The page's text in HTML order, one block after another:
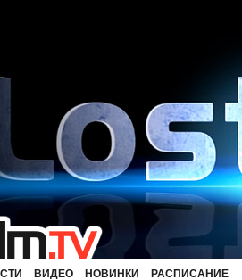
ВИДЕО НОВИНКИ РАСПИСАНИЕ